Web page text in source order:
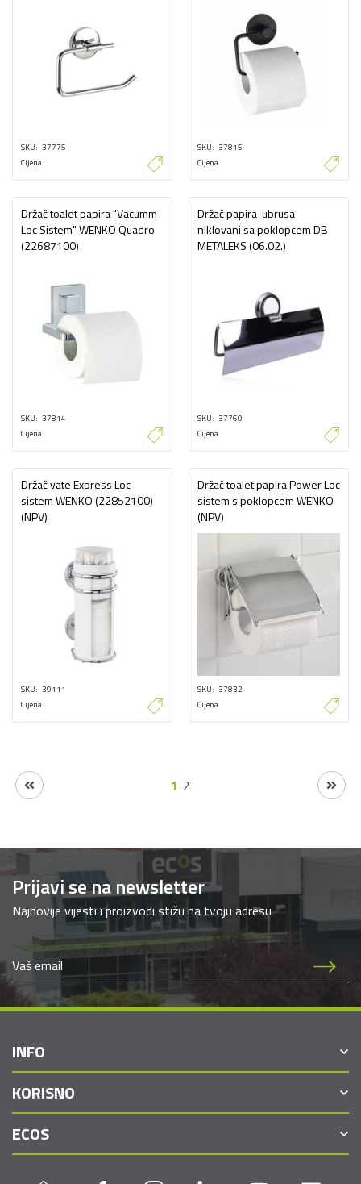
SKU 37775
Cijena
SKU 37815
Cijena
Držač toalet papira "Vacumm
Loc Sistem" WENKO Quadro
(22687100)
SKU 37814
Cijena
Držač papira-ubrusa
niklovani sa poklopcem DB
METALEKS (06.02.)
SKU 37760
Cijena
Držač vate Express Loc
sistem WENKO (22852100)
(NPV)
SKU 39111
Cijena
Držač toalet papira Power Loc
sistem s poklopcem WENKO
(NPV)
SKU 37832
Cijena
1 2
Prijavi se na newsletter
Najnovije vijesti i proizvodi stižu na tvoju adresu
INFO
KORISNO
ECOS